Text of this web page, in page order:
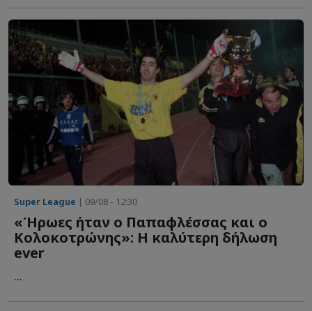
Super League | 09/08 - 12:30
«Ήρωες ήταν ο Παπαφλέσσας και ο
Κολοκοτρώνης»: Η καλύτερη δήλωση
ever
...